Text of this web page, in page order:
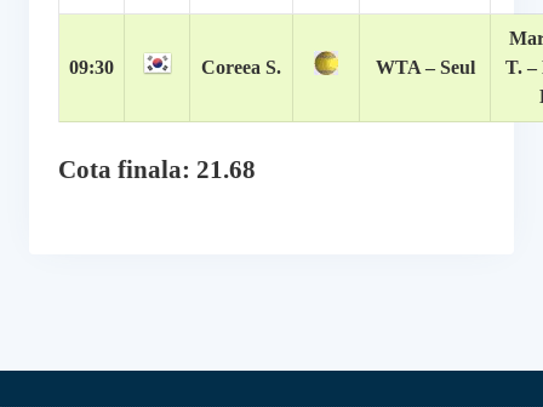
09:30 Coreea S. WTA – Seul
T. –
Cota finala: 21.68